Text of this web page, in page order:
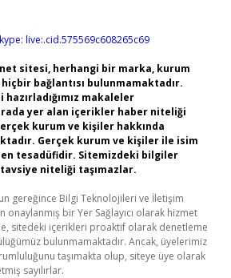
live:.cid.575569c608265c69
sitesi, herhangi bir marka, kurum
bağlantısı bulunmamaktadır.
makaleler
yer alan içerikler haber niteliği
kurum ve kişiler hakkında
Gerçek kurum ve kişiler ile isim
tesadüfidir. Sitemizdeki bilgiler
niteliği taşımazlar.
gereğince Bilgi Teknolojileri ve İletişim
onaylanmış bir Yer Sağlayıcı olarak hizmet
sitedeki içerikleri proaktif olarak denetleme
bulunmamaktadır. Ancak, üyelerimiz
taşımakta olup, siteye üye olarak
sayılırlar.